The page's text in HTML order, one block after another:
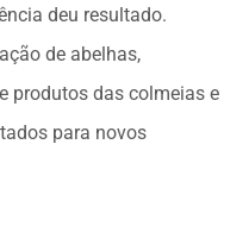
deu resultado.
de abelhas,
produtos das colmeias e
para novos